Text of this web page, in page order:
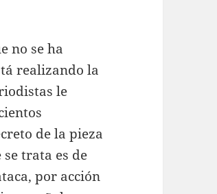
no se ha
realizando la
le
de la pieza
trata es de
por acción